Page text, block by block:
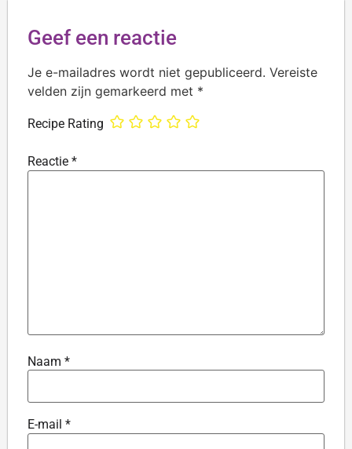
Geef een reactie
Je e-mailadres wordt niet gepubliceerd. Vereiste
velden zijn gemarkeerd met *
Recipe Rating
Reactie *
Naam *
E-mail *